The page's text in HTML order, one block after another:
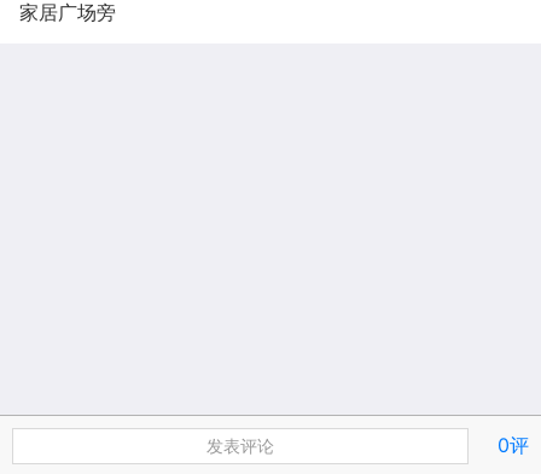
家居广场旁
发表评论 0评